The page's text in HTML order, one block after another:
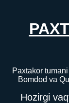
Paxtakor
Bomdod va
Hozirgi